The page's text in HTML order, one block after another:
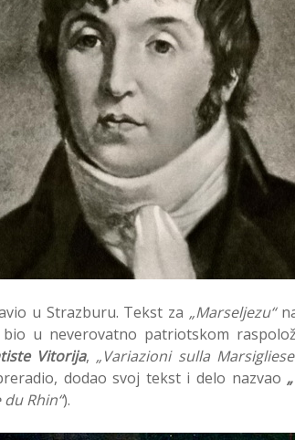
u Strazburu. Tekst za „Marseljezu“
u neverovatno patriotskom
Vitorija, „Variazioni sulla
dodao svoj tekst i delo nazvao
Rhin“).